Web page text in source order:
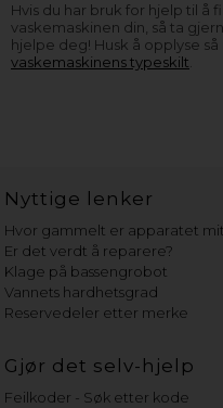
Hvis du har bruk for hjelp til å
vaskemaskinen din, så ta
hjelpe deg! Husk å opplyse
vaskemaskinens typeskilt
Nyttige lenker
Hvor gammelt er apparatet
Er det verdt å reparere?
Klage på bassengrobot
Vannets hardhetsgrad
Reservedeler etter merke
Gjør det selv-hjelp
Feilkoder - Søk etter kode